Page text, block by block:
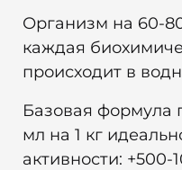
Организм на 60-
каждая
происходит в
Базовая формула
мл на 1 кг
активности: